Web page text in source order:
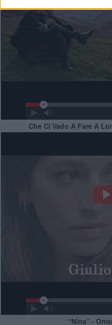
Che Ci Vado A Fare A
“Nina” -